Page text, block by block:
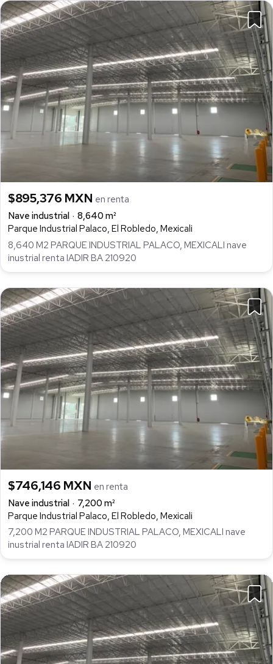
$895,376 MXN en renta
Nave industrial
8,640 m²
Parque Industrial Palaco, El Robledo, Mexicali
8,640 M2 PARQUE INDUSTRIAL PALACO, MEXICALI nave
inustrial renta IADIR BA 210920
$746,146 MXN en renta
Nave industrial
7,200 m²
Parque Industrial Palaco, El Robledo, Mexicali
7,200 M2 PARQUE INDUSTRIAL PALACO, MEXICALI nave
inustrial renta IADIR BA 210920